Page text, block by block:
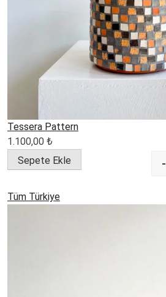
Tessera Pattern
1.100,00 ₺
-
Sepete Ekle
Tüm Türkiye